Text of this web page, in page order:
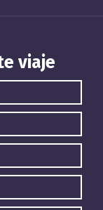
viaje